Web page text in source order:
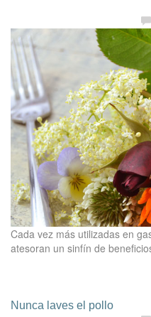
Cada vez más utilizadas en
atesoran un sinfín de
Nunca laves el pollo